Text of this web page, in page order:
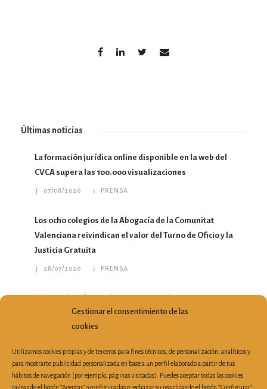
Gestionar el consentimiento de las
cookies
Utilizamos cookies propias y de terceros para fines técnicos, de personalización, analíticos y
para mostrarte publicidad personalizada en base a un perfil elaborado a partir de tus
hábitos de navegación (por ejemplo, páginas visitadas). Puedes aceptar todas las cookies
pulsando el botón “Aceptar” o configurarlas o rechazar su uso clicando el botón “Configurar”.
Últimas noticias
La formación jurídica online disponible en la web del
CVCA supera las 100.000 visualizaciones
07/08/2026 PRENSA
Los ocho colegios de la Abogacía de la Comunitat
Valenciana reivindican el valor del Turno de Oficio y la
Justicia Gratuita
28/07/2026 PRENSA
profesionales y atiende más de 213.000 asuntos en un